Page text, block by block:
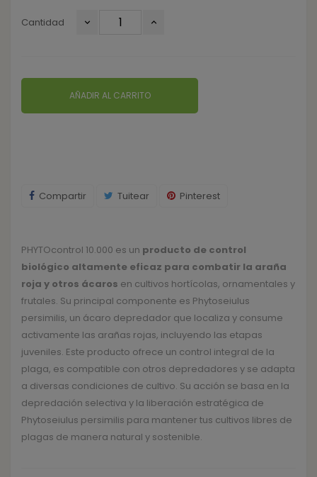
Cantidad
AÑADIR AL CARRITO
Compartir Tuitear Pinterest
PHYTOcontrol 10.000 es un producto de control
biológico altamente eficaz para combatir la araña
roja y otros ácaros en cultivos hortícolas, ornamentales y
frutales. Su principal componente es Phytoseiulus
persimilis, un ácaro depredador que localiza y consume
activamente las arañas rojas, incluyendo las etapas
juveniles. Este producto ofrece un control integral de la
plaga, es compatible con otros depredadores y se adapta
a diversas condiciones de cultivo. Su acción se basa en la
depredación selectiva y la liberación estratégica de
Phytoseiulus persimilis para mantener tus cultivos libres de
plagas de manera natural y sostenible.